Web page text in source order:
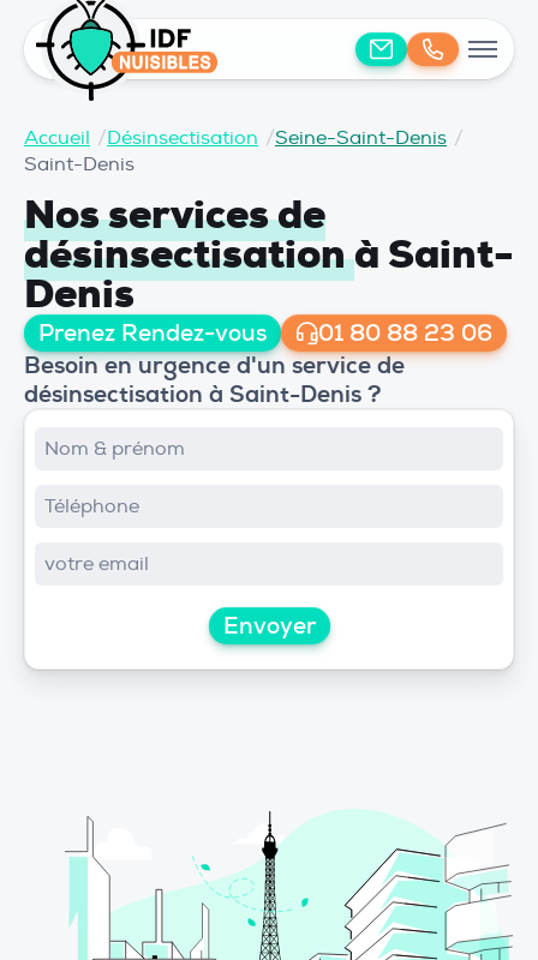
Accueil /Désinsectisation /Seine-Saint-Denis /
Saint-Denis
Nos services de
désinsectisationà Saint-
Denis
Prenez Rendez-vous 01 80 88 23 06
Besoin en urgence d'un service de
désinsectisation à Saint-Denis ?
Envoyer